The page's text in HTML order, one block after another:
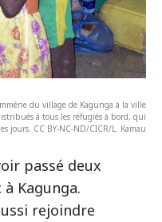
du village de Kagunga à la ville
à tous les réfugiés à bord, qui
jours. CC BY-NC-ND/CICR/L. Kamau
passé deux
Kagunga.
rejoindre